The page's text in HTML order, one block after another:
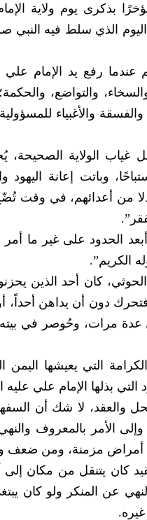
بذكرى يوم ولاية
اليوم الذي سلط فيه
رفع يد الإمام علي
والسخاء، والتواضع،
والأغبياء
الولاية الصحيحة،
وباتت إعانة
من أعدائهم، في وقت تُضّخ
الحدود على غير ما
الكريم”.
الحوثي، كان أحد الذين
دون أن يداهن أحداً،
مرات، وحُوصر في بيته
التي يعيشها
بذلها الإمام علي عليه
والعقد، لا شك أن
وإلى الأمر بالمعروف
أمراض مزمنة، ومن ضعف
كان يتنقل من مكان
عن المنكر ولو كان